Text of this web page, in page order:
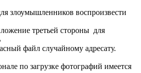
злоумышленников воспроизвести
третьей стороны для
файл случайному адресату.
по загрузке фотографий имеется